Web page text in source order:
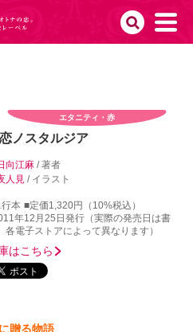
エタニティ・赤
ノスタルジア
向江麻/ 著者
人見 / イラスト
本 ■定価1,320円（10%税込）
年12月25日発行（実際の発売日は書
各電子ストアによって異なります）
はこちら
贈る物語